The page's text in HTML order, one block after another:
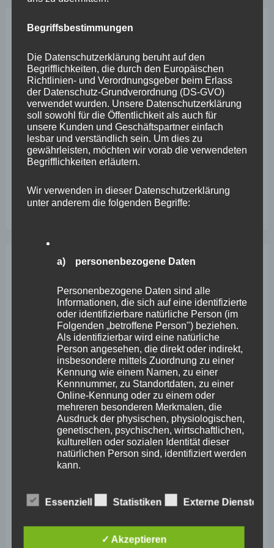
Neueste Beiträge
Wefelscheid lehnt Verfassungsänderung ab
VfL Kesselheim e.V. bittet Stadt um Unterstützung bei
Sanierung des Sportplatzes
Engstelle in Aachener Straße – Wefelscheid: „Rübenach
erstickt im Verkehr“
Wefelscheid bei 3-jährigem Jubiläum von Particura
April 2026
März 2026
Februar 2026
Januar 2026
Dezember 2025
November 2025
Oktober 2025
September 2025
Juli 2025
Juni 2025
Begriffsbestimmungen
Die Datenschutzerklärung beruht auf den
Begrifflichkeiten, die durch den Europäischen
Richtlinien- und Verordnungsgeber beim Erlass
der Datenschutz-Grundverordnung (DS-GVO)
verwendet wurden. Unsere Datenschutzerklärung
soll sowohl für die Öffentlichkeit als auch für
unsere Kunden und Geschäftspartner einfach
lesbar und verständlich sein. Um dies zu
gewährleisten, möchten wir vorab die verwendeten
Begrifflichkeiten erläutern.
Wir verwenden in dieser Datenschutzerklärung
unter anderem die folgenden Begriffe:
a) personenbezogene Daten
Personenbezogene Daten sind alle
Informationen, die sich auf eine identifizierte
oder identifizierbare natürliche Person (im
Folgenden „betroffene Person") beziehen.
Als identifizierbar wird eine natürliche
Person angesehen, die direkt oder indirekt,
insbesondere mittels Zuordnung zu einer
Kennung wie einem Namen, zu einer
Kennnummer, zu Standortdaten, zu einer
Online-Kennung oder zu einem oder
mehreren besonderen Merkmalen, die
Ausdruck der physischen, physiologischen,
genetischen, psychischen, wirtschaftlichen,
kulturellen oder sozialen Identität dieser
natürlichen Person sind, identifiziert werden
kann.
b) betroffene Person
Betroffene Person ist jede identifizierte oder
Essenziell Statistiken Externe Dienste
✓ Akzeptieren